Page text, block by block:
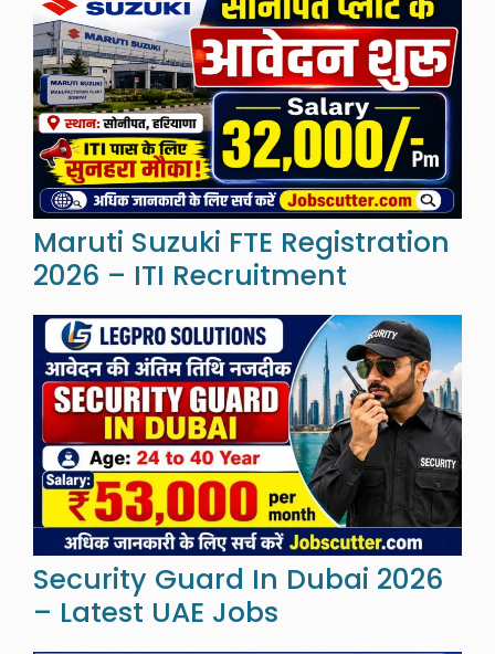
Maruti Suzuki FTE Registration
2026 – ITI Recruitment
Security Guard In Dubai 2026
– Latest UAE Jobs